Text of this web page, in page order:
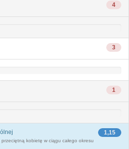
4
3
1
1,15
kobietę w ciągu całego okresu